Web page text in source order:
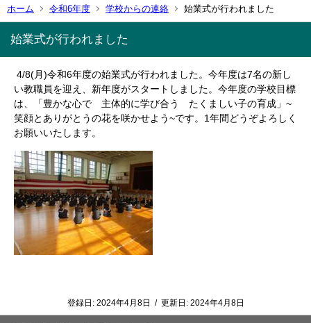
ホーム 令和6年度 学校からの連絡 始業式が行われました
始業式が行われました
4/8(月)令和6年度の始業式が行われました。今年度は7名の新し
い教職員を迎え、新年度がスタートしました。今年度の学校目標
は、「豊かな心で 主体的に学び合う たくましい子の育成」~
笑顔とありがとうの花を咲かせよう~です。1年間どうぞよろしく
お願いいたします。
登録日: 2024年4月8日 / 更新日: 2024年4月8日